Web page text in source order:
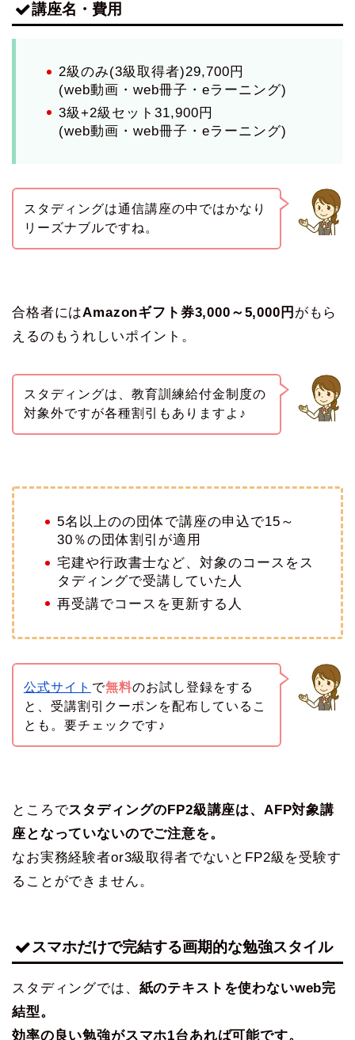
講座名・費用
2級のみ(3級取得者)29,700円
(web動画・web冊子・eラーニング)
3級+2級セット31,900円
(web動画・web冊子・eラーニング)
スタディングは通信講座の中ではかなり
リーズナブルですね。
合格者にはAmazonギフト券3,000～5,000円 がもら
えるのもうれしいポイント。
スタディングは、教育訓練給付金制度の
対象外ですが各種割引もありますよ♪
5名以上のの団体で講座の申込で15～
30％の団体割引が適用
宅建や行政書士など、対象のコースをス
タディングで受講していた人
再受講でコースを更新する人
公式サイト で無料のお試し登録をする
と、受講割引クーポンを配布しているこ
とも。要チェックです♪
ところでスタディングのFP2級講座は、AFP対象講
座となっていないのでご注意を。
なお実務経験者or3級取得者でないとFP2級を受験す
ることができません。
スマホだけで完結する画期的な勉強スタイル
スタディングでは、 紙のテキストを使わないweb完
結型。
効率の良い勉強がスマホ1台あれば可能です。